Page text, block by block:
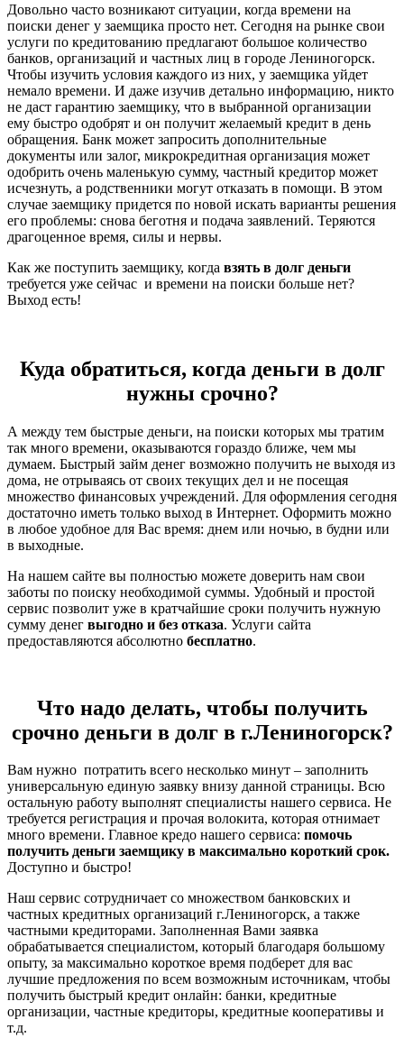
Довольно часто возникают ситуации, когда времени на
поиски денег у заемщика просто нет. Сегодня на рынке свои
услуги по кредитованию предлагают большое количество
банков, организаций и частных лиц в городе Лениногорск.
Чтобы изучить условия каждого из них, у заемщика уйдет
немало времени. И даже изучив детально информацию, никто
не даст гарантию заемщику, что в выбранной организации
ему быстро одобрят и он получит желаемый кредит в день
обращения. Банк может запросить дополнительные
документы или залог, микрокредитная организация может
одобрить очень маленькую сумму, частный кредитор может
исчезнуть, а родственники могут отказать в помощи. В этом
случае заемщику придется по новой искать варианты решения
его проблемы: снова беготня и подача заявлений. Теряются
драгоценное время, силы и нервы.
Как же поступить заемщику, когда взять в долг деньги
требуется уже сейчас и времени на поиски больше нет?
Выход есть!
Куда обратиться, когда деньги в долг
нужны срочно?
А между тем быстрые деньги, на поиски которых мы тратим
так много времени, оказываются гораздо ближе, чем мы
думаем. Быстрый займ денег возможно получить не выходя из
дома, не отрываясь от своих текущих дел и не посещая
множество финансовых учреждений. Для оформления сегодня
достаточно иметь только выход в Интернет. Оформить можно
в любое удобное для Вас время: днем или ночью, в будни или
в выходные.
На нашем сайте вы полностью можете доверить нам свои
заботы по поиску необходимой суммы. Удобный и простой
сервис позволит уже в кратчайшие сроки получить нужную
сумму денег выгодно и без отказа. Услуги сайта
предоставляются абсолютно бесплатно.
Что надо делать, чтобы получить
срочно деньги в долг в г.Лениногорск?
Вам нужно потратить всего несколько минут – заполнить
универсальную единую заявку внизу данной страницы. Всю
остальную работу выполнят специалисты нашего сервиса. Не
требуется регистрация и прочая волокита, которая отнимает
много времени. Главное кредо нашего сервиса: помочь
получить деньги заемщику в максимально короткий срок.
Доступно и быстро!
Наш сервис сотрудничает со множеством банковских и
частных кредитных организаций г.Лениногорск, а также
частными кредиторами. Заполненная Вами заявка
обрабатывается специалистом, который благодаря большому
опыту, за максимально короткое время подберет для вас
лучшие предложения по всем возможным источникам, чтобы
получить быстрый кредит онлайн: банки, кредитные
организации, частные кредиторы, кредитные кооперативы и
т.д.